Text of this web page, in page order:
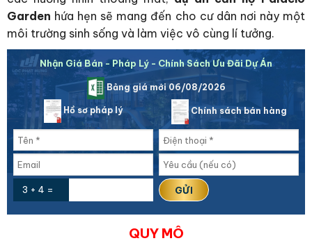
Garden hứa hẹn sẽ mang đến cho cư dân nơi này một
môi trường sinh sống và làm việc vô cùng lí tưởng.
Nhận Giá Bán - Pháp Lý - Chính Sách Ưu Đãi Dự Án
Bảng giá mới 06/08/2026
Hồ sơ pháp lý Chính sách bán hàng
3 + 4 =
QUY MÔ